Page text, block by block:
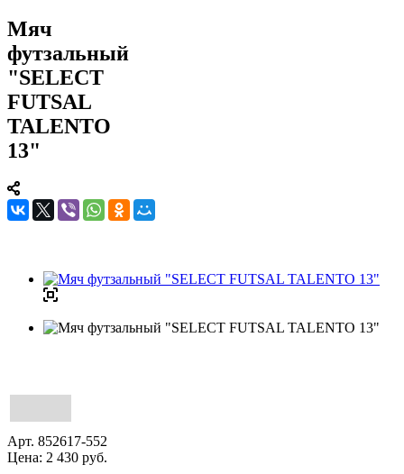
Мяч
футзальный
"SELECT
FUTSAL
TALENTO
13"
Арт. 852617-552
Цена: 2 430 руб.